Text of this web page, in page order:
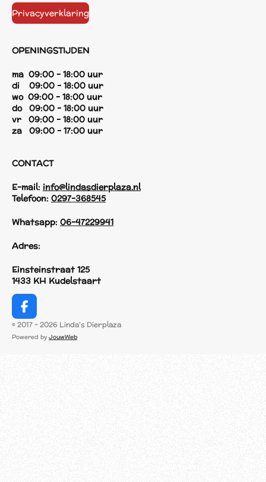
Privacyverklaring
OPENINGSTIJDEN
ma 09:00 - 18:00 uur
di 09:00 - 18:00 uur
wo 09:00 - 18:00 uur
do 09:00 - 18:00 uur
vr 09:00 - 18:00 uur
za 09:00 - 17:00 uur
CONTACT
E-mail: info@lindasdierplaza.nl
Telefoon: 0297-368545
Whatsapp: 06-47229941
Adres:
Einsteinstraat 125
1433 KH Kudelstaart
F
a
c
© 2017 - 2026 Linda's Dierplaza
Powered by JouwWeb